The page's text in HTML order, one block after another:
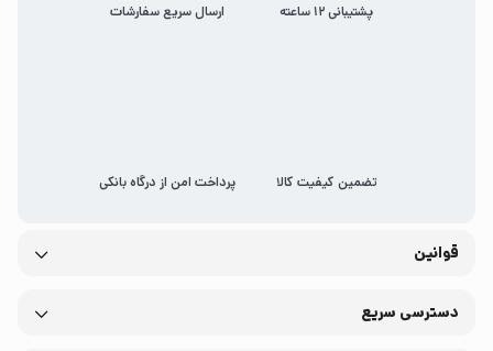
پشتیبانی 12 ساعته ارسال سریع سفارشات
تضمین کیفیت کالا پرداخت امن از درگاه بانکی
قوانین
دسترسی سریع